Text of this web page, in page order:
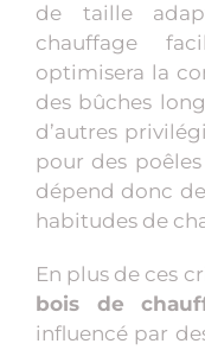
de taille
chauffage
optimisera la
des bûches
d’autres
pour des
dépend donc
habitudes de
En plus de ces
bois de
influencé par